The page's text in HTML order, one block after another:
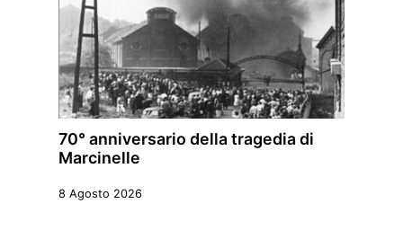
70° anniversario della tragedia di
Marcinelle
8 Agosto 2026